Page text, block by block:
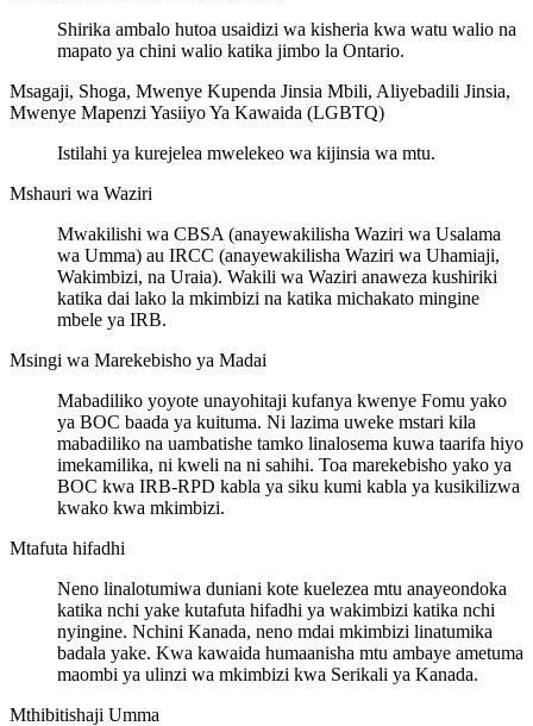
Shirika ambalo hutoa usaidizi wa kisheria kwa watu walio na
mapato ya chini walio katika jimbo la Ontario.
Msagaji, Shoga, Mwenye Kupenda Jinsia Mbili, Aliyebadili Jinsia,
Mwenye Mapenzi Yasiiyo Ya Kawaida (LGBTQ)
Istilahi ya kurejelea mwelekeo wa kijinsia wa mtu.
Mshauri wa Waziri
Mwakilishi wa CBSA (anayewakilisha Waziri wa Usalama
wa Umma) au IRCC (anayewakilisha Waziri wa Uhamiaji,
Wakimbizi, na Uraia). Wakili wa Waziri anaweza kushiriki
katika dai lako la mkimbizi na katika michakato mingine
mbele ya IRB.
Msingi wa Marekebisho ya Madai
Mabadiliko yoyote unayohitaji kufanya kwenye Fomu yako
ya BOC baada ya kuituma. Ni lazima uweke mstari kila
mabadiliko na uambatishe tamko linalosema kuwa taarifa hiyo
imekamilika, ni kweli na ni sahihi. Toa marekebisho yako ya
BOC kwa IRB-RPD kabla ya siku kumi kabla ya kusikilizwa
kwako kwa mkimbizi.
Mtafuta hifadhi
Neno linalotumiwa duniani kote kuelezea mtu anayeondoka
katika nchi yake kutafuta hifadhi ya wakimbizi katika nchi
nyingine. Nchini Kanada, neno mdai mkimbizi linatumika
badala yake. Kwa kawaida humaanisha mtu ambaye ametuma
maombi ya ulinzi wa mkimbizi kwa Serikali ya Kanada.
Mthibitishaji Umma